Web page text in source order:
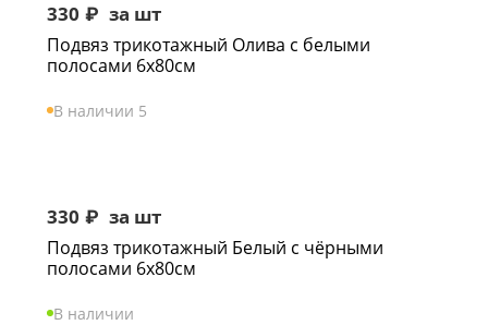
330 ₽ за шт
Подвяз трикотажный Олива с белыми
полосами 6х80см
В наличии 5
330 ₽ за шт
Подвяз трикотажный Белый с чёрными
полосами 6х80см
В наличии